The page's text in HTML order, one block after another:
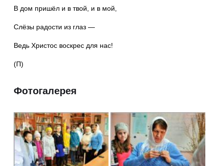
В дом пришёл и в твой, и в мой,
Слёзы радости из глаз —
Ведь Христос воскрес для нас!
(П)
Фотогалерея